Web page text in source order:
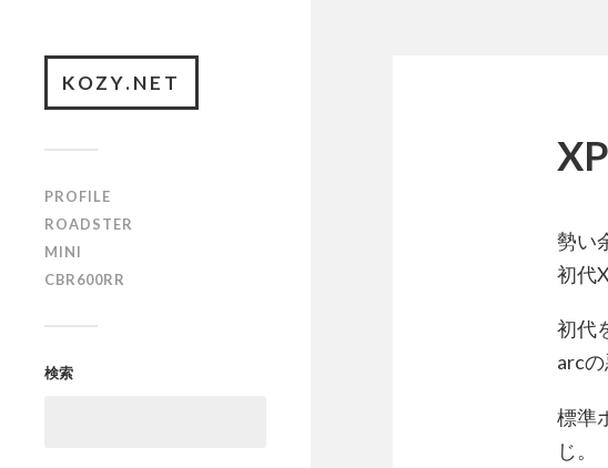
KOZY.NET
PROFILE
ROADSTER
MINI
CBR600RR
検索
勢い
初代
初代
arc
標準
じ。